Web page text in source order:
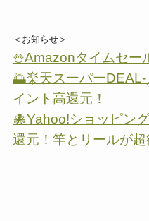
＜お知らせ＞
⛄Amazonタイムセー
🌅楽天スーパー
イント高還元！
🐙Yahoo!ショッピン
還元！竿とリールが超